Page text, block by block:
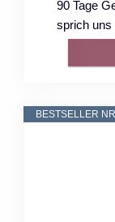
90 Tage
sprich uns
BESTSELLER